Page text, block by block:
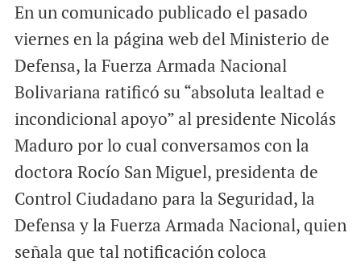
l
b
k
s
A
p
En un comunicado publicado el pasado
viernes en la página web del Ministerio de
Defensa, la Fuerza Armada Nacional
Bolivariana ratificó su “absoluta lealtad e
incondicional apoyo” al presidente Nicolás
Maduro por lo cual conversamos con la
doctora Rocío San Miguel, presidenta de
Control Ciudadano para la Seguridad, la
Defensa y la Fuerza Armada Nacional, quien
señala que tal notificación coloca